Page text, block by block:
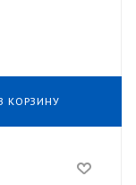
КОРЗИНУ